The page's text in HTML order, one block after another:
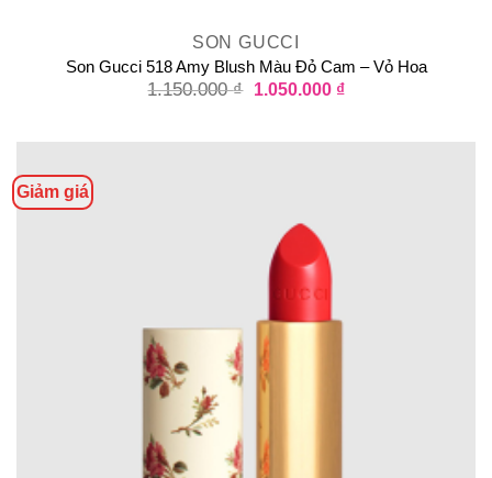
SON GUCCI
Son Gucci 518 Amy Blush Màu Đỏ Cam – Vỏ Hoa
1.150.000₫ 1.050.000 ₫
Giảm giá